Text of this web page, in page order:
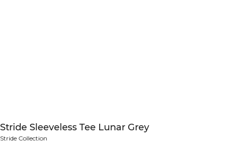
Stride Sleeveless Tee Lunar Grey
Stride Collection